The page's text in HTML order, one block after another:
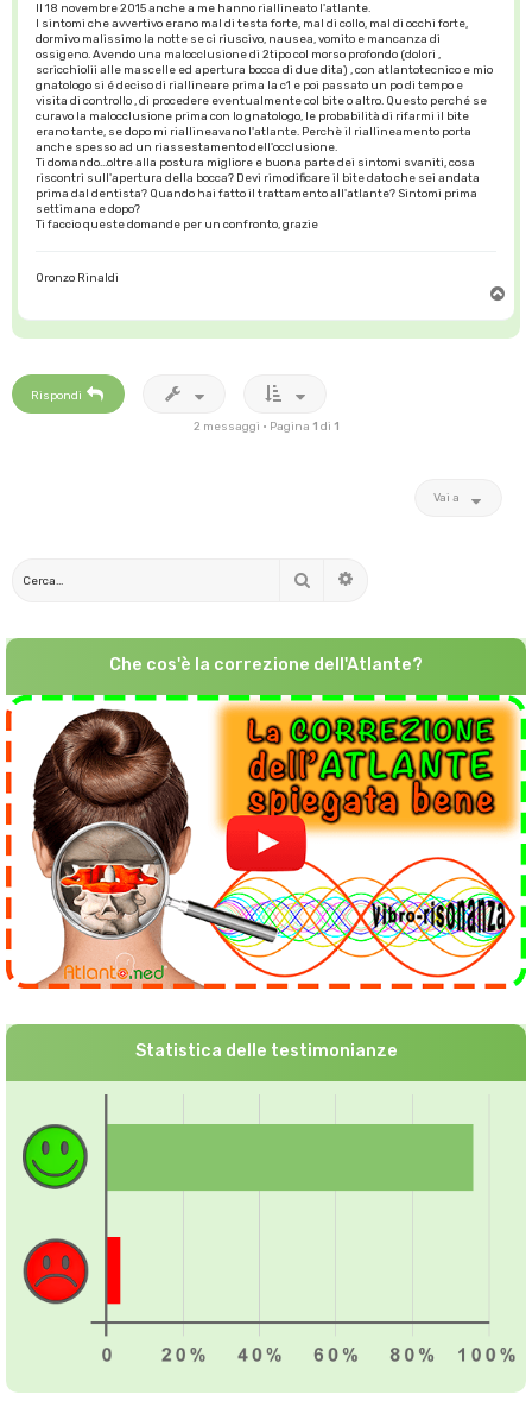
Il 18 novembre 2015 anche a me hanno riallineato l'atlante.
I sintomi che avvertivo erano mal di testa forte, mal di collo, mal di occhi forte,
dormivo malissimo la notte se ci riuscivo, nausea, vomito e mancanza di
ossigeno. Avendo una malocclusione di 2tipo col morso profondo (dolori ,
scricchiolii alle mascelle ed apertura bocca di due dita) , con atlantotecnico e mio
gnatologo si é deciso di riallineare prima la c1 e poi passato un po di tempo e
visita di controllo , di procedere eventualmente col bite o altro. Questo perché se
curavo la malocclusione prima con lo gnatologo, le probabilità di rifarmi il bite
erano tante, se dopo mi riallineavano l'atlante. Perchè il riallineamento porta
anche spesso ad un riassestamento dell'occlusione.
Ti domando...oltre alla postura migliore e buona parte dei sintomi svaniti, cosa
riscontri sull'apertura della bocca? Devi rimodificare il bite dato che sei andata
prima dal dentista? Quando hai fatto il trattamento all'atlante? Sintomi prima
settimana e dopo?
Ti faccio queste domande per un confronto, grazie
Oronzo Rinaldi
p
Rispondi
2 messaggi • Pagina 1 di 1
Vai a
Cerca
Che cos'è la correzione dell'Atlante?
Statistica delle testimonianze